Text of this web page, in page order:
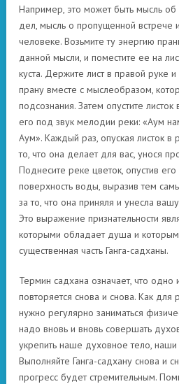
Например, это может быть мысль
дел, мысль о пропущенной
человеке. Возьмите ту энергию
данной мысли, и поместите ее на
куста. Держите лист в правой руке
прану вместе с мыслеобразом,
подсознания. Затем опустите листок
его под звук мелодии реки: «Аум
Аум». Каждый раз, опуская листок в
то, что она делает для вас, унося
Поднесите реке цветок, опустив
поверхность воды, выразив тем
за то, что она приняля и унесла
Это выражение признательности
которыми обладает душа и которым
существенная часть Ганга-садханы.
Термин садхана означает, что одно
повторяется снова и снова. Как для
нужно регулярно заниматься
надо вновь и вновь совершать
укрепить наше духовное тело, наши
Выполняйте Ганга-садхану снова и
прогресс будет стремительным.